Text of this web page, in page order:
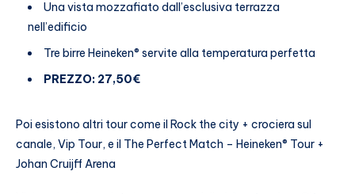
Una vista mozzafiato dall’esclusiva terrazza
nell’edificio
Tre birre Heineken® servite alla temperatura perfetta
PREZZO: 27,50€
Poi esistono altri tour come il Rock the city + crociera sul
canale, Vip Tour, e il The Perfect Match – Heineken® Tour +
Johan Cruijff Arena